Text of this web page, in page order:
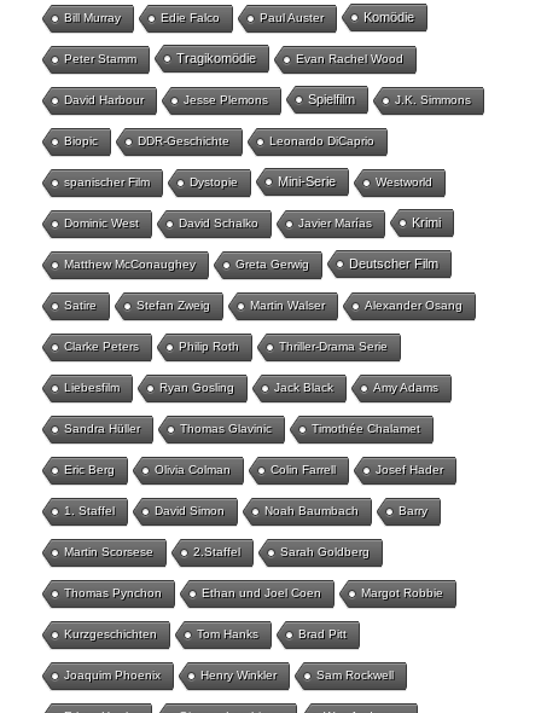
Bill Murray Edie Falco Paul Auster Komödie
Peter Stamm Tragikomödie Evan Rachel Wood
David Harbour Jesse Plemons Spielfilm J.K. Simmons
Biopic DDR-Geschichte Leonardo DiCaprio
spanischer Film Dystopie Mini-Serie Westworld
Dominic West David Schalko Javier Marías Krimi
Matthew McConaughey Greta Gerwig Deutscher Film
Satire Stefan Zweig Martin Walser Alexander Osang
Clarke Peters Philip Roth Thriller-Drama Serie
Liebesfilm Ryan Gosling Jack Black Amy Adams
Sandra Hüller Thomas Glavinic Timothée Chalamet
Eric Berg Olivia Colman Colin Farrell Josef Hader
1. Staffel David Simon Noah Baumbach Barry
Martin Scorsese 2.Staffel Sarah Goldberg
Thomas Pynchon Ethan und Joel Coen Margot Robbie
Kurzgeschichten Tom Hanks Brad Pitt
Joaquim Phoenix Henry Winkler Sam Rockwell